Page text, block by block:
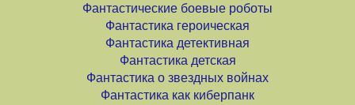
Фантастические боевые роботы
Фантастика героическая
Фантастика детективная
Фантастика детская
Фантастика о звездных войнах
Фантастика как киберпанк